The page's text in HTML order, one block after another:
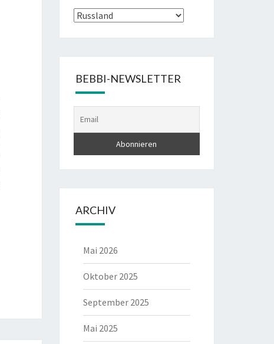
Kategorien
BEBBI-NEWSLETTER
ARCHIV
Mai 2026
Oktober 2025
September 2025
Mai 2025